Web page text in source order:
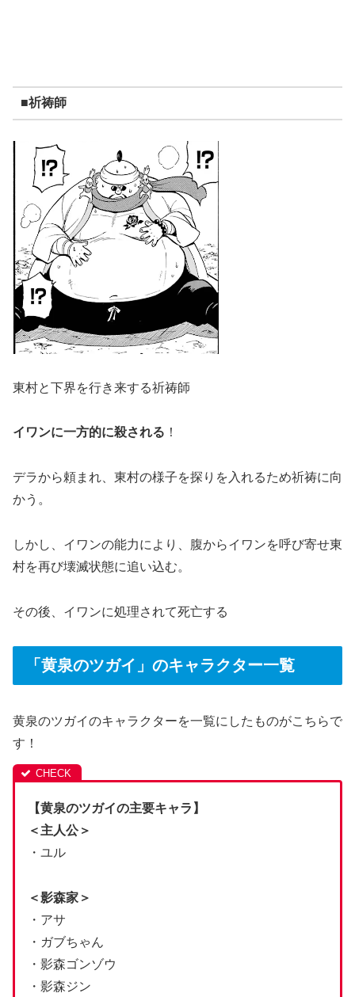
■祈祷師
東村と下界を行き来する祈祷師
イワンに一方的に殺される ！
デラから頼まれ、東村の様子を探りを入れるため祈祷に向
かう。
しかし、イワンの能力により、腹からイワンを呼び寄せ東
村を再び壊滅状態に追い込む。
その後、イワンに処理されて死亡する
「黄泉のツガイ」のキャラクター一覧
黄泉のツガイのキャラクターを一覧にしたものがこちらで
す！
【黄泉のツガイの主要キャラ】
＜主人公＞
・ユル
＜影森家＞
・アサ
・ガブちゃん
・影森ゴンゾウ
・影森ジン